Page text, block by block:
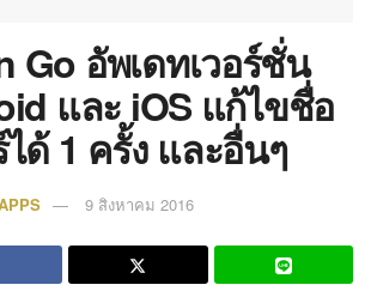
Go อัพเดทเวอร์ชั่น
และ iOS แก้ไขชื่อ
ได้ 1 ครั้ง และอื่นๆ
9 สิงหาคม 2016